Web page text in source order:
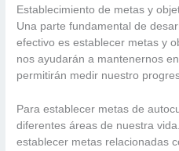
Establecimiento de metas y
Una parte fundamental de
efectivo es establecer metas y
nos ayudarán a mantenernos
permitirán medir nuestro
Para establecer metas de
diferentes áreas de nuestra
establecer metas relacionadas